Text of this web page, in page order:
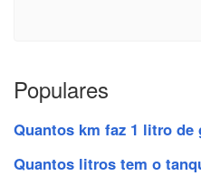
Populares
Quantos km faz 1 litro de
Quantos litros tem o